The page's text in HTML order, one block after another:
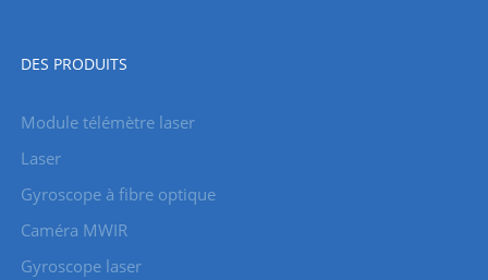
DES PRODUITS
Module télémètre laser
Laser
Gyroscope à fibre optique
Caméra MWIR
Gyroscope laser